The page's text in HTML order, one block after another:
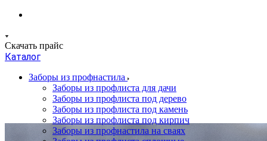
Скачать прайс
Каталог
Заборы из профнастила
Заборы из профлиста для дачи
Заборы из профлиста под дерево
Заборы из профлиста под камень
Заборы из профлиста под кирпич
Заборы из профнастила на сваях